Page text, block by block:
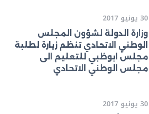
30 يونيو 2017
وزارة الدولة لشؤون المجلس
الوطني الاتحادي تنظم زيارة لطلبة
مجلس ابوظبي للتعليم الى
مجلس الوطني الاتحادي
30 يونيو 2017